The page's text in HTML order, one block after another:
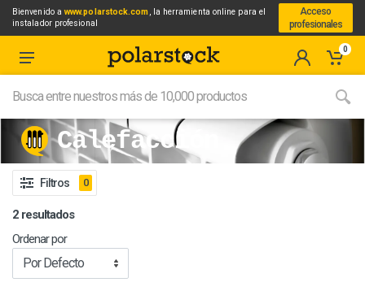
Bienvenido awww.polarstock.com, la herramienta online para el
instalador profesional
Acceso
profesionales
0
Calefacción
Filtros 0
2 resultados
Ordenar por